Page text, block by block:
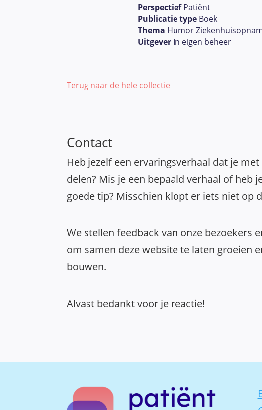
PerspectiefPatiënt
Publicatie type Boek
Thema Humor
Uitgever In eigen beheer
Terug naar de hele collectie
Contact
Heb jezelf een ervaringsverhaal dat je
delen? Mis je een bepaald verhaal of heb
goede tip? Misschien klopt er iets niet op
We stellen feedback van onze bezoekers
om samen deze website te laten groeien
bouwen.
Alvast bedankt voor je reactie!